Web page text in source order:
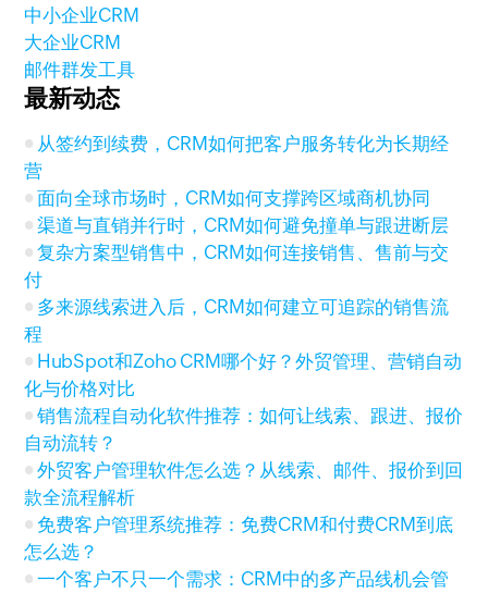
中小企业CRM
大企业CRM
邮件群发工具
最新动态
从签约到续费，CRM如何把客户服务转化为长期经
营
面向全球市场时，CRM如何支撑跨区域商机协同
渠道与直销并行时，CRM如何避免撞单与跟进断层
复杂方案型销售中，CRM如何连接销售、售前与交
付
多来源线索进入后，CRM如何建立可追踪的销售流
程
HubSpot和Zoho CRM哪个好？外贸管理、营销自动
化与价格对比
销售流程自动化软件推荐：如何让线索、跟进、报价
自动流转？
外贸客户管理软件怎么选？从线索、邮件、报价到回
款全流程解析
免费客户管理系统推荐：免费CRM和付费CRM到底
怎么选？
一个客户不只一个需求：CRM中的多产品线机会管